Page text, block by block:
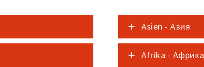
Asien - Азия
Afrika - Африка